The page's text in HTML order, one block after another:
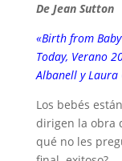
De Jean Sutton
«Birth from
Today, Verano
Albanell y Laura
Los bebés
dirigen la obra
qué no les